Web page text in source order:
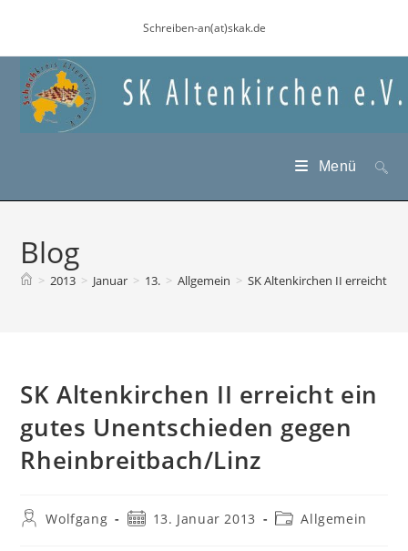
springen
Schreiben-an(at)skak.de
Menü
Blog
> 2013 > Januar > 13. > Allgemein > SK Altenkirchen II erreicht
SK Altenkirchen II erreicht ein
gutes Unentschieden gegen
Rheinbreitbach/Linz
Beitrags-
Wolfgang
Beitrag13. Januar 2013
Beitrags-
Allgemein